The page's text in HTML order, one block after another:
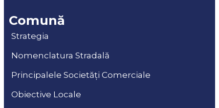
Comună
Strategia
Nomenclatura Stradală
Principalele Societăți Comerciale
Obiective Locale